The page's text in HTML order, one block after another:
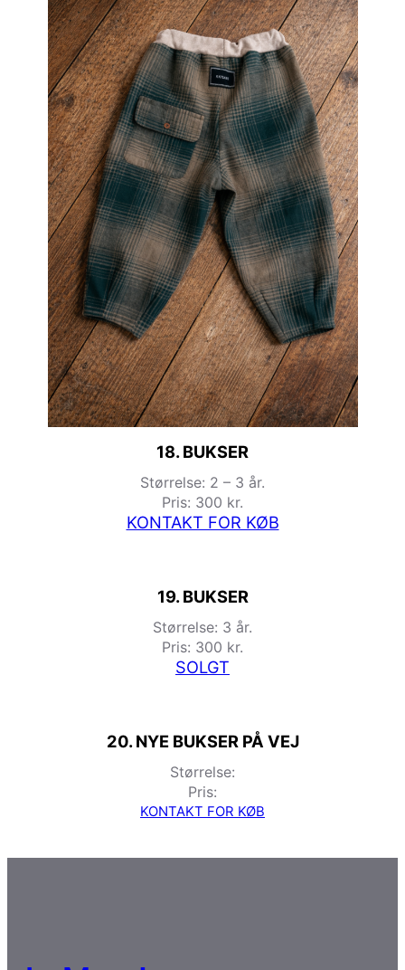
18. BUKSER
Størrelse: 2 – 3 år.
Pris: 300 kr.
KONTAKT FOR KØB
19. BUKSER
Størrelse: 3 år.
Pris: 300 kr.
SOLGT
20. NYE BUKSER PÅ VEJ
Størrelse:
Pris:
KONTAKT FOR KØB